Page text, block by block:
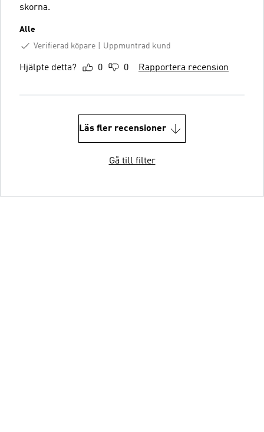
skorna.
Alle
Verifierad köpare
Uppmuntrad kund
Hjälpte detta? 0 0 Rapportera recension
Läs fler recensioner
Gå till filter